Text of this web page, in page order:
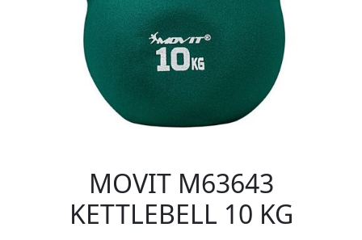
MOVIT M63643
KETTLEBELL 10 KG